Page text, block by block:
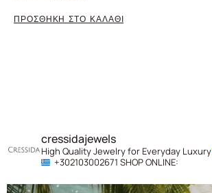
ΠΡΟΣΘΗΚΗ ΣΤΟ ΚΑΛΑΘΙ
cressidajewels
High Quality Jewelry for Everyday Luxury
+302103002671 SHOP ONLINE: